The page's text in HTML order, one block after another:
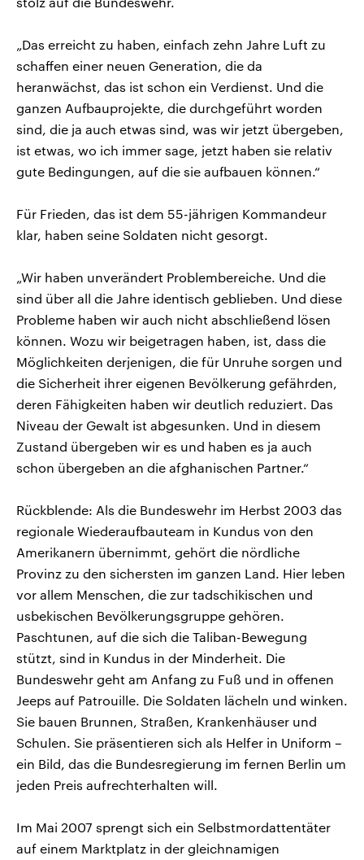
„Das erreicht zu haben, einfach zehn Jahre Luft zu
schaffen einer neuen Generation, die da
heranwächst, das ist schon ein Verdienst. Und die
ganzen Aufbauprojekte, die durchgeführt worden
sind, die ja auch etwas sind, was wir jetzt übergeben,
ist etwas, wo ich immer sage, jetzt haben sie relativ
gute Bedingungen, auf die sie aufbauen können.“
Für Frieden, das ist dem 55-jährigen Kommandeur
klar, haben seine Soldaten nicht gesorgt.
„Wir haben unverändert Problembereiche. Und die
sind über all die Jahre identisch geblieben. Und diese
Probleme haben wir auch nicht abschließend lösen
können. Wozu wir beigetragen haben, ist, dass die
Möglichkeiten derjenigen, die für Unruhe sorgen und
die Sicherheit ihrer eigenen Bevölkerung gefährden,
deren Fähigkeiten haben wir deutlich reduziert. Das
Niveau der Gewalt ist abgesunken. Und in diesem
Zustand übergeben wir es und haben es ja auch
schon übergeben an die afghanischen Partner.“
Rückblende: Als die Bundeswehr im Herbst 2003 das
regionale Wiederaufbauteam in Kundus von den
Amerikanern übernimmt, gehört die nördliche
Provinz zu den sichersten im ganzen Land. Hier leben
vor allem Menschen, die zur tadschikischen und
usbekischen Bevölkerungsgruppe gehören.
Paschtunen, auf die sich die Taliban-Bewegung
stützt, sind in Kundus in der Minderheit. Die
Bundeswehr geht am Anfang zu Fuß und in offenen
Jeeps auf Patrouille. Die Soldaten lächeln und winken.
Sie bauen Brunnen, Straßen, Krankenhäuser und
Schulen. Sie präsentieren sich als Helfer in Uniform –
ein Bild, das die Bundesregierung im fernen Berlin um
jeden Preis aufrechterhalten will.
Im Mai 2007 sprengt sich ein Selbstmordattentäter
auf einem Marktplatz in der gleichnamigen